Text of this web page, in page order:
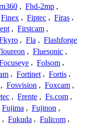
, Fhd-2mp ,
Finex , Fiptec , Firas ,
, Firstcam ,
, Fla , Flashforge
, Fluesonic ,
, Folsom ,
, Fortinet , Fortis ,
, Fosvision , Foxcam ,
, Frente , Fs.com ,
Fujima , Fujinon ,
, Fukuda , Fulicom ,